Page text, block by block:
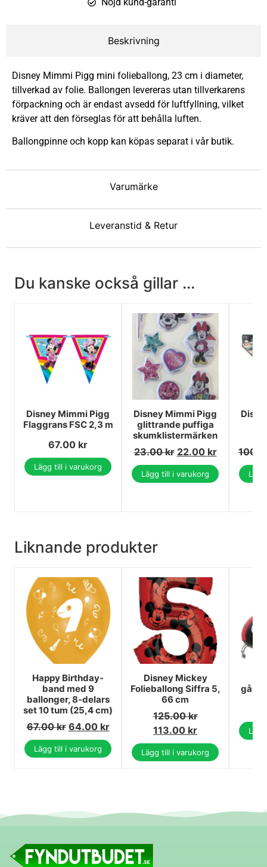
Beskrivning
Varumärke
Leveranstid & Retur
Disney Mimmi Pigg mini folieballong, 23 cm i diameter,
tillverkad av folie. Ballongen levereras utan tillverkarens
förpackning och är endast avsedd för luftfyllning, vilket
kräver att den förseglas för att behålla luften.
Ballongpinne och kopp kan köpas separat i vår butik.
Du kanske också gillar ...
Disney Mimmi Pigg
Flaggrans FSC 2,3 m
67.00 kr
Lägg till i varukorg
Disney Mimmi Pigg
glittrande puffiga
skumklistermärken
23.00kr 22.00 kr
Lägg till i varukorg
Liknande produkter
Happy Birthday-
band med 9
ballonger, 8-delars
set 10 tum (25,4 cm)
67.00kr 64.00 kr
Lägg till i varukorg
Disney Mickey
Folieballong Siffra 5,
66 cm
125.00kr
113.00 kr
Lägg till i varukorg